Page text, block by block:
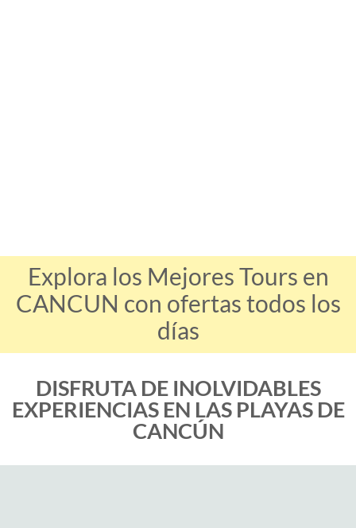
Explora los Mejores Tours en
CANCUN con ofertas todos los
días
DISFRUTA DE INOLVIDABLES
EXPERIENCIAS EN LAS PLAYAS DE
CANCÚN